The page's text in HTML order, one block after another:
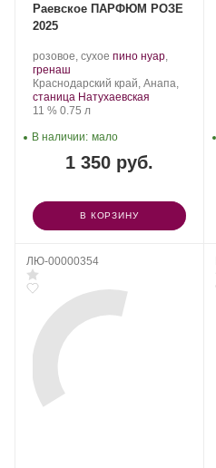
Раевское ПАРФЮМ РОЗЕ
2025
Производитель:
Винодельное
хозяйство
«Раевское».
розовое, сухое .
винограда:
пино нуар,
гренаш
Регион:
Краснодарский край, Анапа,
станица Натухаевская
Крепость
11 %. Объем
0.75 л
1 350 руб.
В наличии: мало
В КОРЗИНУ
ЛЮ-00000354